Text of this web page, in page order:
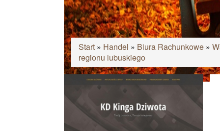
Start » Handel » Biura Rachunkowe »
regionu lubuskiego